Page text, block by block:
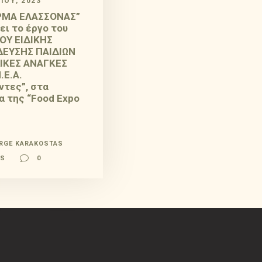
ΕΛΑΣΣΟΝΑΣ”
το έργο του
ΕΙΔΙΚΗΣ
ΠΑΙΔΙΩΝ
ΑΝΑΓΚΕΣ
στα
της “Food Expo
KARAKOSTAS
0